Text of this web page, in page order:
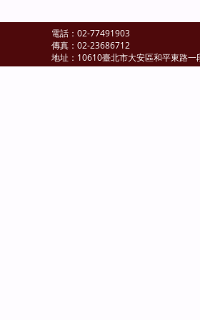
電話：02-77491903
傳真：02-23686712
地址：10610臺北市大安區和平東路